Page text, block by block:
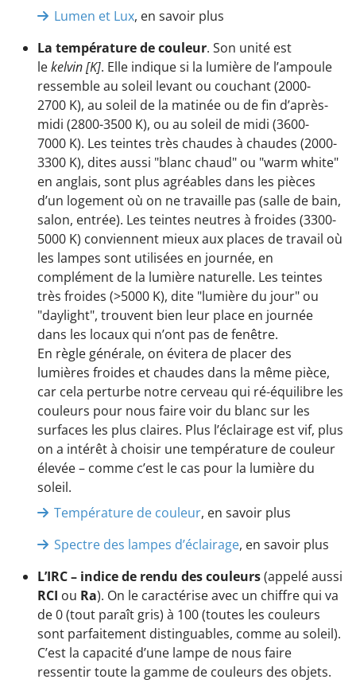
Lumen et Lux, en savoir plus
La température de couleur. Son unité est
lekelvin [K]. Elle indique si la lumière de l’ampoule
ressemble au soleil levant ou couchant (2000-
2700 K), au soleil de la matinée ou de fin d’après-
midi (2800-3500 K), ou au soleil de midi (3600-
7000 K). Les teintes très chaudes à chaudes (2000-
3300 K), dites aussi "blanc chaud" ou "warm white"
en anglais, sont plus agréables dans les pièces
d’un logement où on ne travaille pas (salle de bain,
salon, entrée). Les teintes neutres à froides (3300-
5000 K) conviennent mieux aux places de travail où
les lampes sont utilisées en journée, en
complément de la lumière naturelle. Les teintes
très froides (>5000 K), dite "lumière du jour" ou
"daylight", trouvent bien leur place en journée
dans les locaux qui n’ont pas de fenêtre.
En règle générale, on évitera de placer des
lumières froides et chaudes dans la même pièce,
car cela perturbe notre cerveau qui ré-équilibre les
couleurs pour nous faire voir du blanc sur les
surfaces les plus claires. Plus l’éclairage est vif, plus
on a intérêt à choisir une température de couleur
élevée – comme c’est le cas pour la lumière du
soleil.
Température de couleur, en savoir plus
Spectre des lampes d’éclairage, en savoir plus
L’IRC – indice de rendu des couleurs(appelé aussi
RCI ou Ra). On le caractérise avec un chiffre qui va
de 0 (tout paraît gris) à 100 (toutes les couleurs
sont parfaitement distinguables, comme au soleil).
C’est la capacité d’une lampe de nous faire
ressentir toute la gamme de couleurs des objets.